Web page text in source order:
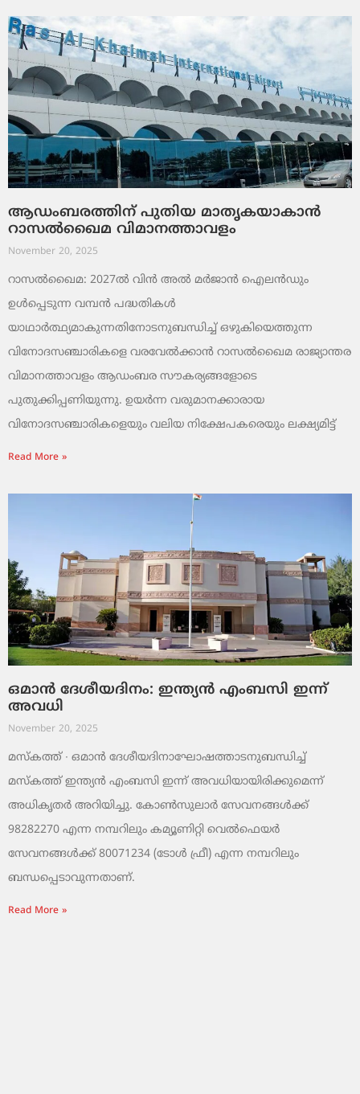
ആഡംബരത്തിന് പുതിയ മാതൃകയാകാൻ
റാസൽഖൈമ വിമാനത്താവളം
November 20, 2025
റാസൽഖൈമ: 2027ൽ വിൻ അൽ മർജാൻ ഐലൻഡും
ഉൾപ്പെടുന്ന വമ്പൻ പദ്ധതികൾ
യാഥാർത്ഥ്യമാകുന്നതിനോടനുബന്ധിച്ച് ഒഴുകിയെത്തുന്ന
വിനോദസഞ്ചാരികളെ വരവേൽക്കാൻ റാസൽഖൈമ രാജ്യാന്തര
വിമാനത്താവളം ആഡംബര സൗകര്യങ്ങളോടെ
പുതുക്കിപ്പണിയുന്നു. ഉയർന്ന വരുമാനക്കാരായ
വിനോദസഞ്ചാരികളെയും വലിയ നിക്ഷേപകരെയും ലക്ഷ്യമിട്ട്
Read More »
ഒമാൻ ദേശീയദിനം: ഇന്ത്യൻ എംബസി ഇന്ന്
അവധി
November 20, 2025
മസ്‌കത്ത് ∙ ഒമാൻ ദേശീയദിനാഘോഷത്താടനുബന്ധിച്ച്
മസ്‌കത്ത് ഇന്ത്യൻ എംബസി ഇന്ന് അവധിയായിരിക്കുമെന്ന്
അധികൃതർ അറിയിച്ചു. കോൺസുലാർ സേവനങ്ങൾക്ക്
98282270 എന്ന നമ്പറിലും കമ്യൂണിറ്റി വെൽഫെയർ
സേവനങ്ങൾക്ക് 80071234 (ടോൾ ഫ്രീ) എന്ന നമ്പറിലും
ബന്ധപ്പെടാവുന്നതാണ്.
Read More »